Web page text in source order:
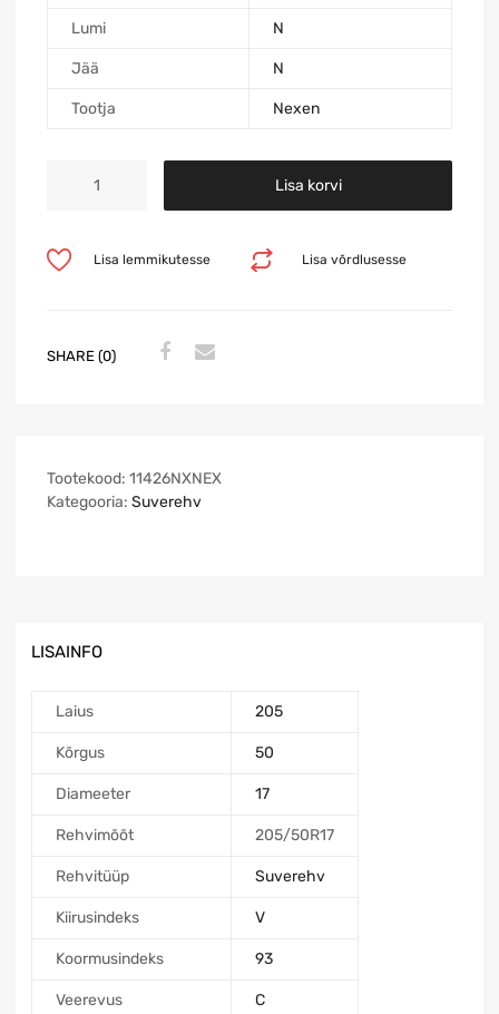
Lumi N
Jää N
Tootja Nexen
Lisa korvi
Lisa võrdlusesse
Lisa lemmikutesse
SHARE (0)
Tootekood: 11426NXNEX
Kategooria: Suverehv
LISAINFO
Laius 205
Kõrgus 50
Diameeter 17
Rehvimõõt 205/50R17
Rehvitüüp Suverehv
Kiirusindeks V
Koormusindeks 93
Veerevus C